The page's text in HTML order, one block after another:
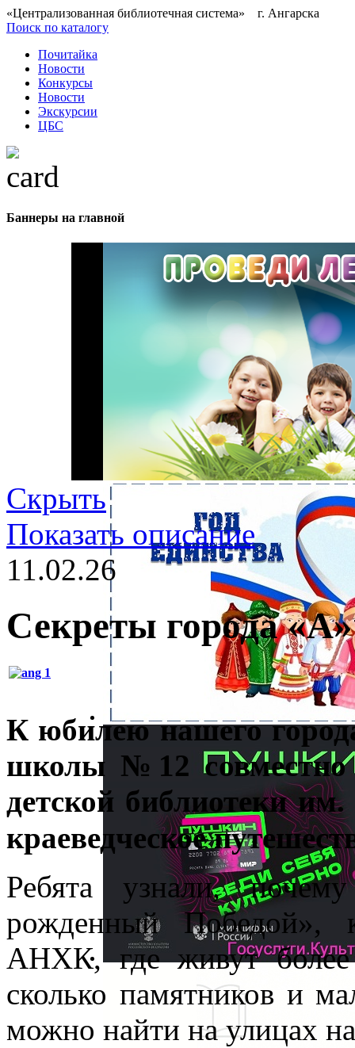
«Централизованная библиотечная система» г. Ангарска
Поиск по каталогу
Почитайка
Новости
Конкурсы
Новости
Экскурсии
ЦБС
Баннеры на главной
Скрыть
Показать описание
11.02.26
Секреты города «А»
К юбилею нашего
школы №12 cовместно
детской библиотеки
краеведческое
Ребята узнали,
рожденный Победой»,
АНХК, где живут более
сколько памятников и
можно найти на улицах